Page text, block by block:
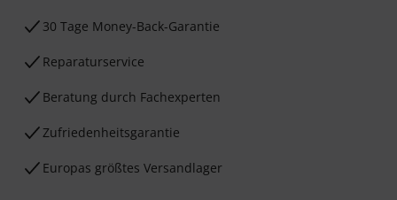
30 Tage Money-Back-Garantie
Reparaturservice
Beratung durch Fachexperten
Zufriedenheitsgarantie
Europas größtes Versandlager